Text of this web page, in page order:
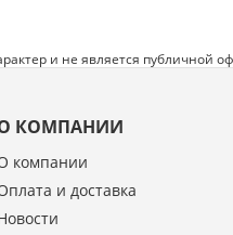
и не является
КОМПАНИИ
компании
и доставка